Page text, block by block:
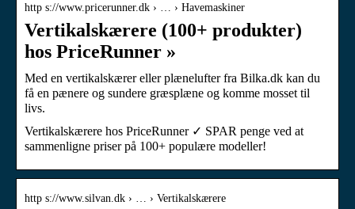
http s://www.pricerunner.dk › … › Havemaskiner
Vertikalskærere (100+ produkter)
hos PriceRunner »
Med en vertikalskærer eller plænelufter fra Bilka.dk kan du
få en pænere og sundere græsplæne og komme mosset til
livs.
Vertikalskærere hos PriceRunner ✓ SPAR penge ved at
sammenligne priser på 100+ populære modeller!
http s://www.silvan.dk › … › Vertikalskærere